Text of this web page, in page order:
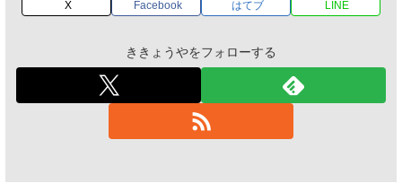
X Facebook はてブ LINE
ききょうやをフォローする